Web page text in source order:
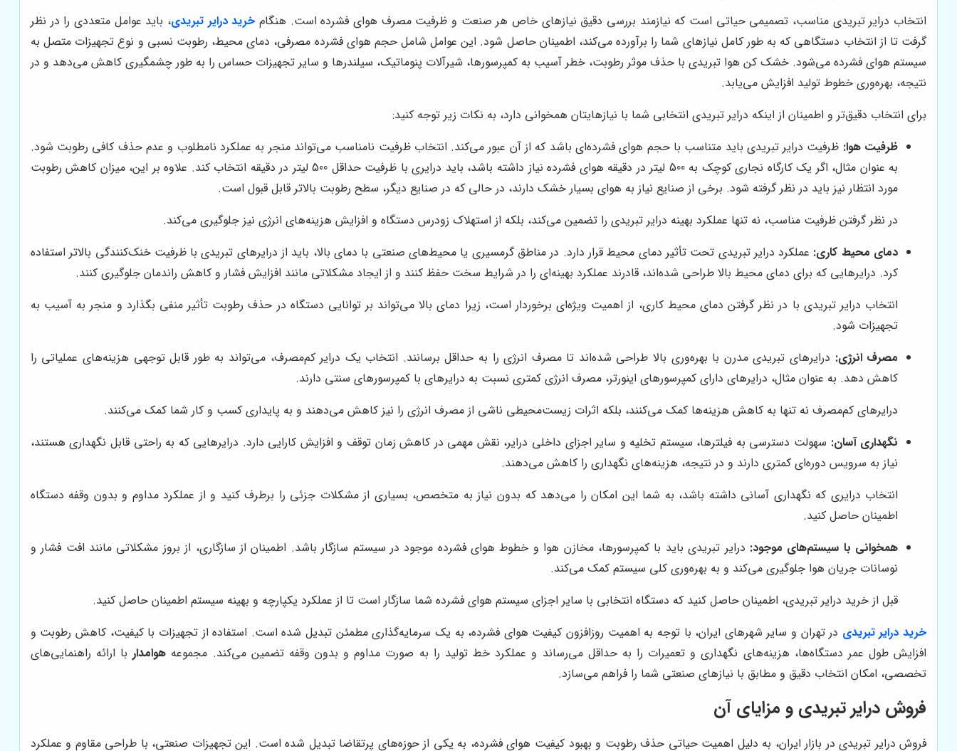
انتخاب درایر تبریدی مناسب، تصمیمی حیاتی است که نیازمند بررسی دقیق نیازهای خاص هر صنعت و ظرفیت مصرف هوای فشرده است. هنگام خرید درایر تبریدی، باید عوامل متعددی را در نظر
گرفت تا از انتخاب دستگاهی که به طور کامل نیازهای شما را برآورده می‌کند، اطمینان حاصل شود. این عوامل شامل حجم هوای فشرده مصرفی، دمای محیط، رطوبت نسبی و نوع تجهیزات متصل به
سیستم هوای فشرده می‌شود. خشک کن هوا تبریدی با حذف موثر رطوبت، خطر آسیب به کمپرسورها، شیرآلات پنوماتیک، سیلندرها و سایر تجهیزات حساس را به طور چشمگیری کاهش می‌دهد و در
نتیجه، بهره‌وری خطوط تولید افزایش می‌یابد.
برای انتخاب دقیق‌تر و اطمینان از اینکه درایر تبریدی انتخابی شما با نیازهایتان همخوانی دارد، به نکات زیر توجه کنید:
ظرفیت هوا: ظرفیت درایر تبریدی باید متناسب با حجم هوای فشرده‌ای باشد که از آن عبور می‌کند. انتخاب ظرفیت نامناسب می‌تواند منجر به عملکرد نامطلوب و عدم حذف کافی رطوبت شود.
به عنوان مثال، اگر یک کارگاه نجاری کوچک به 500 لیتر در دقیقه هوای فشرده نیاز داشته باشد، باید درایری با ظرفیت حداقل 500 لیتر در دقیقه انتخاب کند. علاوه بر این، میزان کاهش رطوبت
مورد انتظار نیز باید در نظر گرفته شود. برخی از صنایع نیاز به هوای بسیار خشک دارند، در حالی که در صنایع دیگر، سطح رطوبت بالاتر قابل قبول است.
در نظر گرفتن ظرفیت مناسب، نه تنها عملکرد بهینه درایر تبریدی را تضمین می‌کند، بلکه از استهلاک زودرس دستگاه و افزایش هزینه‌های انرژی نیز جلوگیری می‌کند.
دمای محیط کاری: عملکرد درایر تبریدی تحت تأثیر دمای محیط قرار دارد. در مناطق گرمسیری یا محیط‌های صنعتی با دمای بالا، باید از درایرهای تبریدی با ظرفیت خنک‌کنندگی بالاتر استفاده
کرد. درایرهایی که برای دمای محیط بالا طراحی شده‌اند، قادرند عملکرد بهینه‌ای را در شرایط سخت حفظ کنند و از ایجاد مشکلاتی مانند افزایش فشار و کاهش راندمان جلوگیری کنند.
انتخاب درایر تبریدی با در نظر گرفتن دمای محیط کاری، از اهمیت ویژه‌ای برخوردار است، زیرا دمای بالا می‌تواند بر توانایی دستگاه در حذف رطوبت تأثیر منفی بگذارد و منجر به آسیب به
تجهیزات شود.
مصرف انرژی: درایرهای تبریدی مدرن با بهره‌وری بالا طراحی شده‌اند تا مصرف انرژی را به حداقل برسانند. انتخاب یک درایر کم‌مصرف، می‌تواند به طور قابل توجهی هزینه‌های عملیاتی را
کاهش دهد. به عنوان مثال، درایرهای دارای کمپرسورهای اینورتر، مصرف انرژی کمتری نسبت به درایرهای با کمپرسورهای سنتی دارند.
درایرهای کم‌مصرف نه تنها به کاهش هزینه‌ها کمک می‌کنند، بلکه اثرات زیست‌محیطی ناشی از مصرف انرژی را نیز کاهش می‌دهند و به پایداری کسب و کار شما کمک می‌کنند.
نگهداری آسان: سهولت دسترسی به فیلترها، سیستم تخلیه و سایر اجزای داخلی درایر، نقش مهمی در کاهش زمان توقف و افزایش کارایی دارد. درایرهایی که به راحتی قابل نگهداری هستند،
نیاز به سرویس دوره‌ای کمتری دارند و در نتیجه، هزینه‌های نگهداری را کاهش می‌دهند.
انتخاب درایری که نگهداری آسانی داشته باشد، به شما این امکان را می‌دهد که بدون نیاز به متخصص، بسیاری از مشکلات جزئی را برطرف کنید و از عملکرد مداوم و بدون وقفه دستگاه
اطمینان حاصل کنید.
همخوانی با سیستم‌های موجود: درایر تبریدی باید با کمپرسورها، مخازن هوا و خطوط هوای فشرده موجود در سیستم سازگار باشد. اطمینان از سازگاری، از بروز مشکلاتی مانند افت فشار و
نوسانات جریان هوا جلوگیری می‌کند و به بهره‌وری کلی سیستم کمک می‌کند.
قبل از خرید درایر تبریدی، اطمینان حاصل کنید که دستگاه انتخابی با سایر اجزای سیستم هوای فشرده شما سازگار است تا از عملکرد یکپارچه و بهینه سیستم اطمینان حاصل کنید.
خرید درایر تبریدی در تهران و سایر شهرهای ایران، با توجه به اهمیت روزافزون کیفیت هوای فشرده، به یک سرمایه‌گذاری مطمئن تبدیل شده است. استفاده از تجهیزات با کیفیت، کاهش رطوبت و
افزایش طول عمر دستگاه‌ها، هزینه‌های نگهداری و تعمیرات را به حداقل می‌رساند و عملکرد خط تولید را به صورت مداوم و بدون وقفه تضمین می‌کند. مجموعه هوامدار با ارائه راهنمایی‌های
تخصصی، امکان انتخاب دقیق و مطابق با نیازهای صنعتی شما را فراهم می‌سازد.
فروش درایر تبریدی و مزایای آن
فروش درایر تبریدی در بازار ایران، به دلیل اهمیت حیاتی حذف رطوبت و بهبود کیفیت هوای فشرده، به یکی از حوزه‌های پرتقاضا تبدیل شده است. این تجهیزات صنعتی، با طراحی مقاوم و عملکرد